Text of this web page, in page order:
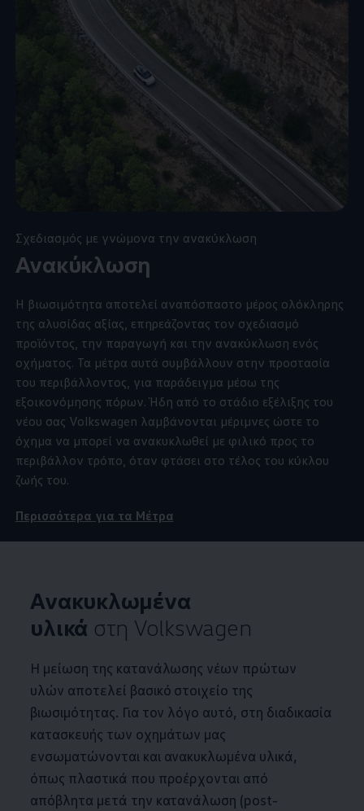
Σχεδιασμός με γνώμονα την ανακύκλωση
Ανακύκλωση
Η βιωσιμότητα αποτελεί αναπόσπαστο μέρος ολόκληρης
της αλυσίδας αξίας, επηρεάζοντας τον σχεδιασμό
προϊόντος, την παραγωγή και την ανακύκλωση ενός
οχήματος. Τα μέτρα αυτά συμβάλλουν στην προστασία
του περιβάλλοντος, για παράδειγμα μέσω της
εξοικονόμησης πόρων. Ήδη από το στάδιο εξέλιξης του
νέου σας Volkswagen λαμβάνονται μέριμνες ώστε το
όχημα να μπορεί να ανακυκλωθεί με φιλικό προς το
περιβάλλον τρόπο, όταν φτάσει στο τέλος του κύκλου
ζωής του.
Περισσότερα για τα Mέτρα
Ανακυκλωμένα
υλικά στη Volkswagen
Η μείωση της κατανάλωσης νέων πρώτων
υλών αποτελεί βασικό στοιχείο της
βιωσιμότητας. Για τον λόγο αυτό, στη διαδικασία
κατασκευής των οχημάτων μας
ενσωματώνονται και ανακυκλωμένα υλικά,
όπως πλαστικά που προέρχονται από
απόβλητα μετά την κατανάλωση (post-